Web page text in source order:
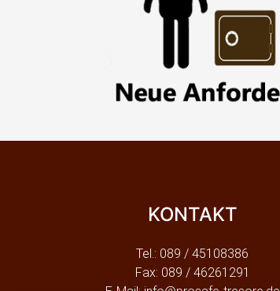
KONTAKT
Tel.: 089 / 45108386
Fax: 089 / 46261291